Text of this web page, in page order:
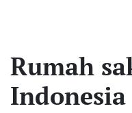
Rumah
Indonesia